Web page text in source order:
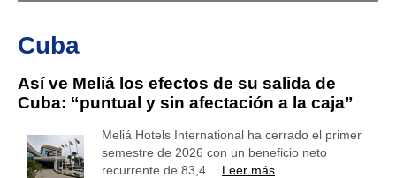
Cuba
Así ve Meliá los efectos de su salida de
Cuba: “puntual y sin afectación a la caja”
Meliá Hotels International ha cerrado el primer
semestre de 2026 con un beneficio neto
recurrente de 83,4… Leer más